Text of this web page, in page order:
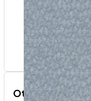
Otisus fotelja